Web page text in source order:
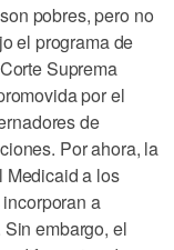
pobres, pero no
el programa de
Suprema
por el
de
Por ahora, la
Medicaid a los
a
embargo, el